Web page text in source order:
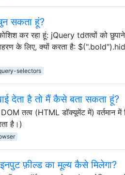
सकता हूं?
कर रहा हूं: jQuery tdतत्वों को
के लिए, क्यों करता है:
selectors
देता है तो मैं कैसे बता सकता हूं?
तत्व (HTML डॉक्यूमेंट में) वर्तमान में
है।)
फ़ील्ड का मूल्य कैसे मिलेगा?